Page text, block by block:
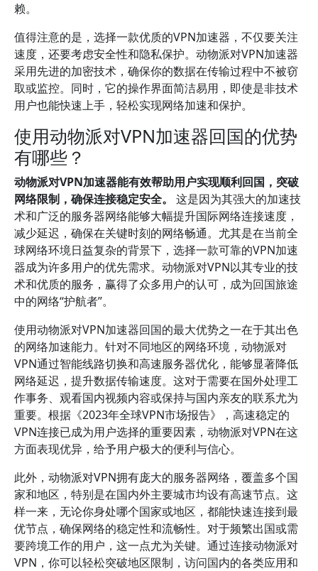
赖。
值得注意的是，选择一款优质的VPN加速器，不仅要关注
速度，还要考虑安全性和隐私保护。动物派对VPN加速器
采用先进的加密技术，确保你的数据在传输过程中不被窃
取或监控。同时，它的操作界面简洁易用，即使是非技术
用户也能快速上手，轻松实现网络加速和保护。
使用动物派对VPN加速器回国的优势
有哪些？
动物派对VPN加速器能有效帮助用户实现顺利回国，突破
网络限制，确保连接稳定安全。
这是因为其强大的加速技
术和广泛的服务器网络能够大幅提升国际网络连接速度，
减少延迟，确保在关键时刻的网络畅通。尤其是在当前全
球网络环境日益复杂的背景下，选择一款可靠的VPN加速
器成为许多用户的优先需求。动物派对VPN以其专业的技
术和优质的服务，赢得了众多用户的认可，成为回国旅途
中的网络“护航者”。
使用动物派对VPN加速器回国的最大优势之一在于其出色
的网络加速能力。针对不同地区的网络环境，动物派对
VPN通过智能线路切换和高速服务器优化，能够显著降低
网络延迟，提升数据传输速度。这对于需要在国外处理工
作事务、观看国内视频内容或保持与国内亲友的联系尤为
重要。根据《2023年全球VPN市场报告》，高速稳定的
VPN连接已成为用户选择的重要因素，动物派对VPN在这
方面表现优异，给予用户极大的便利与信心。
此外，动物派对VPN拥有庞大的服务器网络，覆盖多个国
家和地区，特别是在国内外主要城市均设有高速节点。这
样一来，无论你身处哪个国家或地区，都能快速连接到最
优节点，确保网络的稳定性和流畅性。对于频繁出国或需
要跨境工作的用户，这一点尤为关键。通过连接动物派对
VPN，你可以轻松突破地区限制，访问国内的各类应用和